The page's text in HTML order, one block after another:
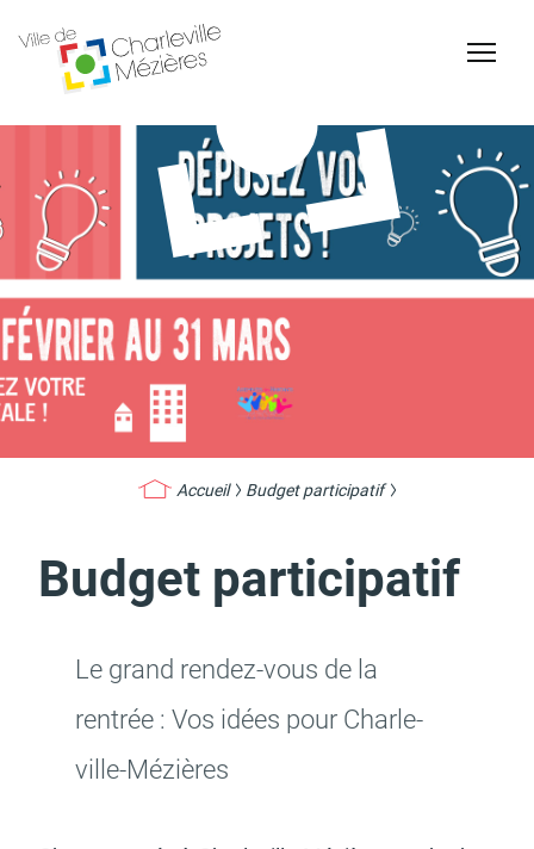
Billetterie Théâtre Espace Famille
Carte d'identité /
Accueil Budget participatif
Budget participatif
Le grand rendez-vous de la
rentrée : Vos idées pour Char­le­
ville-Mézières